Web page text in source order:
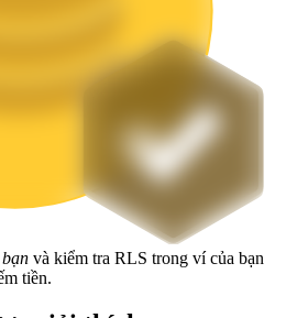
được các token phổ biến.
và kiểm tra RLS trong ví của bạn
tiền.